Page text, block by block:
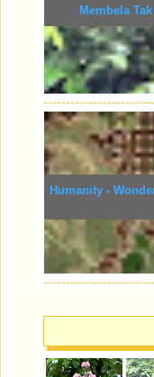
Membela
Humanity -